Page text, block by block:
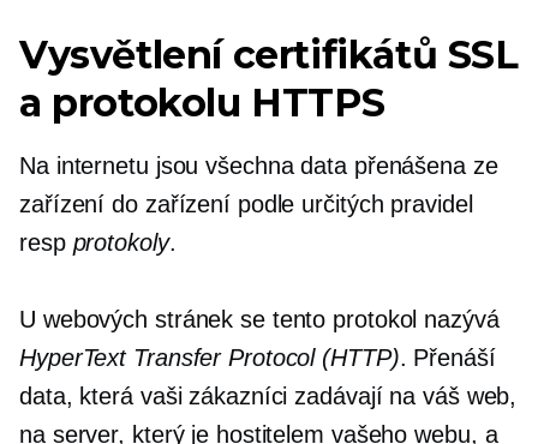
Vysvětlení certifikátů SSL
a protokolu HTTPS
Na internetu jsou všechna data přenášena ze
zařízení do zařízení podle určitých pravidel
resp protokoly.
U webových stránek se tento protokol nazývá
HyperText Transfer Protocol (HTTP). Přenáší
data, která vaši zákazníci zadávají na váš web,
na server, který je hostitelem vašeho webu, a